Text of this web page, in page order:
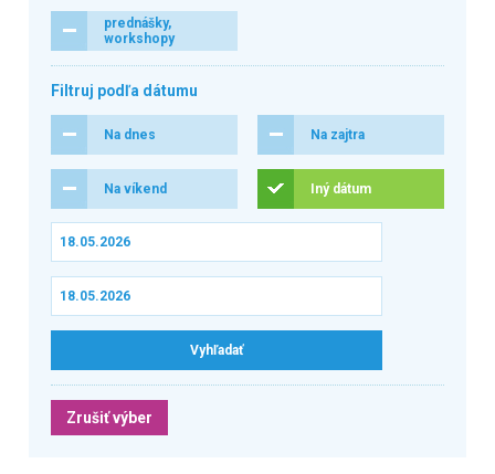
prednášky,
workshopy
Filtruj podľa dátumu
Na dnes Na zajtra
Na víkend Iný dátum
Zrušiť výber